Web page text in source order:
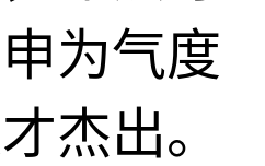
为气度
杰出。